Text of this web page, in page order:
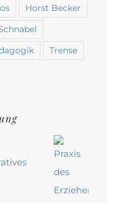
Horst Becker
Trense